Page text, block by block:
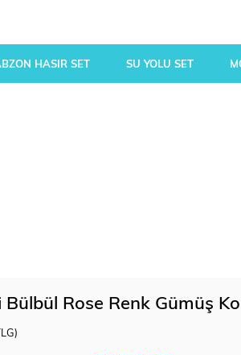
HASIR SET SU YOLU SET
Bülbül Rose Renk Gümüş